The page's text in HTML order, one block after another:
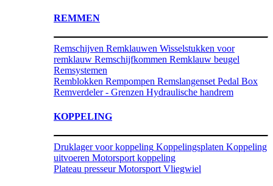
REMMEN
Remschijven Remklauwen Wisselstukken voor
remklauw Remschijfkommen Remklauw beugel
Remsystemen
Remblokken Rempompen Remslangenset Pedal Box
Remverdeler - Grenzen Hydraulische handrem
KOPPELING
Druklager voor koppeling Koppelingsplaten Koppeling
uitvoeren Motorsport koppeling
Plateau presseur Motorsport Vliegwiel